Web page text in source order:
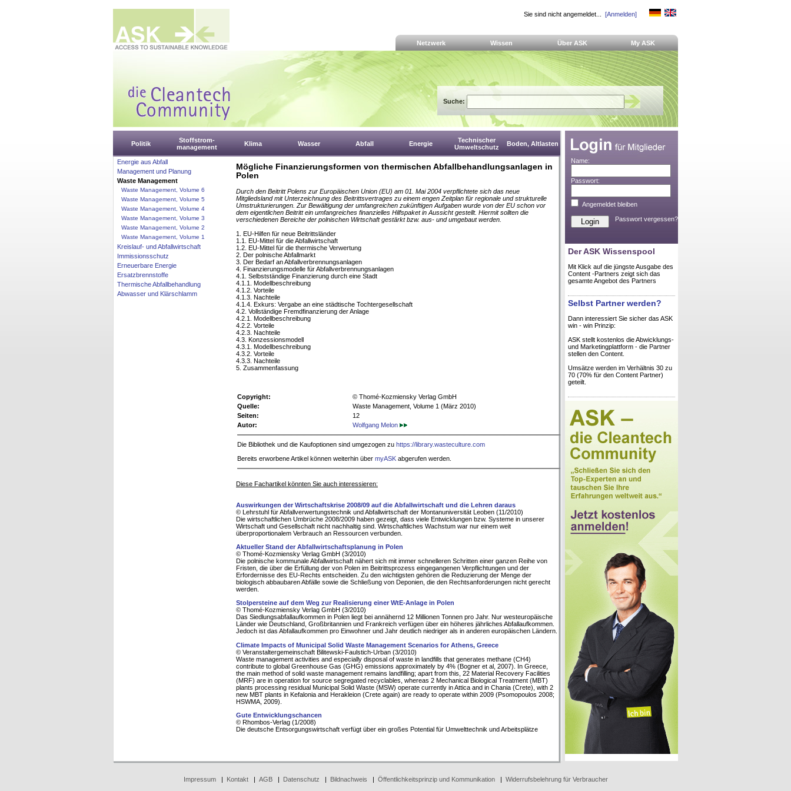
Sie sind nicht angemeldet... [Anmelden]
Netzwerk Wissen Über ASK My ASK
Suche:
Politik
Stoffstrom-
management
Klima Wasser Abfall Energie
Technischer
Umweltschutz
Boden, Altlasten
Energie aus Abfall
Management und Planung
Waste Management
Waste Management, Volume 6
Waste Management, Volume 5
Waste Management, Volume 4
Waste Management, Volume 3
Waste Management, Volume 2
Waste Management, Volume 1
Kreislauf- und Abfallwirtschaft
Immissionsschutz
Erneuerbare Energie
Ersatzbrennstoffe
Thermische Abfallbehandlung
Abwasser und Klärschlamm
Mögliche Finanzierungsformen von thermischen Abfallbehandlungsanlagen in
Polen
Durch den Beitritt Polens zur Europäischen Union (EU) am 01. Mai 2004 verpflichtete sich das neue
Mitgliedsland mit Unterzeichnung des Beitrittsvertrages zu einem engen Zeitplan für regionale und strukturelle
Umstrukturierungen. Zur Bewältigung der umfangreichen zukünftigen Aufgaben wurde von der EU schon vor
dem eigentlichen Beitritt ein umfangreiches finanzielles Hilfspaket in Aussicht gestellt. Hiermit sollten die
verschiedenen Bereiche der polnischen Wirtschaft gestärkt bzw. aus- und umgebaut werden.
1. EU-Hilfen für neue Beitrittsländer
1.1. EU-Mittel für die Abfallwirtschaft
1.2. EU-Mittel für die thermische Verwertung
2. Der polnische Abfallmarkt
3. Der Bedarf an Abfallverbrennungsanlagen
4. Finanzierungsmodelle für Abfallverbrennungsanlagen
4.1. Selbstständige Finanzierung durch eine Stadt
4.1.1. Modellbeschreibung
4.1.2. Vorteile
4.1.3. Nachteile
4.1.4. Exkurs: Vergabe an eine städtische Tochtergesellschaft
4.2. Vollständige Fremdfinanzierung der Anlage
4.2.1. Modellbeschreibung
4.2.2. Vorteile
4.2.3. Nachteile
4.3. Konzessionsmodell
4.3.1. Modellbeschreibung
4.3.2. Vorteile
4.3.3. Nachteile
5. Zusammenfassung
Copyright:
© Thomé-Kozmiensky Verlag GmbH
Quelle:
Waste Management, Volume 1 (März 2010)
Seiten:
12
Autor:
Wolfgang Melon
Die Bibliothek und die Kaufoptionen sind umgezogen zu https://library.wasteculture.com
Bereits erworbene Artikel können weiterhin über myASK abgerufen werden.
Diese Fachartikel könnten Sie auch interessieren:
Auswirkungen der Wirtschaftskrise 2008/09 auf die Abfallwirtschaft und die Lehren daraus
© Lehrstuhl für Abfallverwertungstechnik und Abfallwirtschaft der Montanuniversität Leoben (11/2010)
Die wirtschaftlichen Umbrüche 2008/2009 haben gezeigt, dass viele Entwicklungen bzw. Systeme in unserer
Wirtschaft und Gesellschaft nicht nachhaltig sind. Wirtschaftliches Wachstum war nur einem weit
überproportionalem Verbrauch an Ressourcen verbunden.
Aktueller Stand der Abfallwirtschaftsplanung in Polen
© Thomé-Kozmiensky Verlag GmbH (3/2010)
Die polnische kommunale Abfallwirtschaft nähert sich mit immer schnelleren Schritten einer ganzen Reihe von
Fristen, die über die Erfüllung der von Polen im Beitrittsprozess eingegangenen Verpflichtungen und der
Erfordernisse des EU-Rechts entscheiden. Zu den wichtigsten gehören die Reduzierung der Menge der
biologisch abbaubaren Abfälle sowie die Schließung von Deponien, die den Rechtsanforderungen nicht gerecht
werden.
Stolpersteine auf dem Weg zur Realisierung einer WtE-Anlage in Polen
© Thomé-Kozmiensky Verlag GmbH (3/2010)
Das Siedlungsabfallaufkommen in Polen liegt bei annähernd 12 Millionen Tonnen pro Jahr. Nur westeuropäische
Länder wie Deutschland, Großbritannien und Frankreich verfügen über ein höheres jährliches Abfallaufkommen.
Jedoch ist das Abfallaufkommen pro Einwohner und Jahr deutlich niedriger als in anderen europäischen Ländern.
Climate Impacts of Municipal Solid Waste Management Scenarios for Athens, Greece
© Veranstaltergemeinschaft Bilitewski-Faulstich-Urban (3/2010)
Waste management activities and especially disposal of waste in landfills that generates methane (CH4)
contribute to global Greenhouse Gas (GHG) emissions approximately by 4% (Bogner et al, 2007). In Greece,
the main method of solid waste management remains landfilling; apart from this, 22 Material Recovery Facilities
(MRF) are in operation for source segregated recyclables, whereas 2 Mechanical Biological Treatment (MBT)
plants processing residual Municipal Solid Waste (MSW) operate currently in Attica and in Chania (Crete), with 2
new MBT plants in Kefalonia and Herakleion (Crete again) are ready to operate within 2009 (Psomopoulos 2008;
HSWMA, 2009).
Gute Entwicklungschancen
© Rhombos-Verlag (1/2008)
Die deutsche Entsorgungswirtschaft verfügt über ein großes Potential für Umwelttechnik und Arbeitsplätze
Name:
Passwort:
Angemeldet bleiben
Passwort vergessen?
Der ASK Wissenspool
Mit Klick auf die jüngste Ausgabe des
Content -Partners zeigt sich das
gesamte Angebot des Partners
Selbst Partner werden?
Dann interessiert Sie sicher das ASK
win - win Prinzip:
ASK stellt kostenlos die Abwicklungs-
und Marketingplattform - die Partner
stellen den Content.
Umsätze werden im Verhältnis 30 zu
70 (70% für den Content Partner)
geteilt.
Impressum| Kontakt| AGB| Datenschutz | Bildnachweis | Öffentlichkeitsprinzip und Kommunikation| Widerrufsbelehrung für Verbraucher